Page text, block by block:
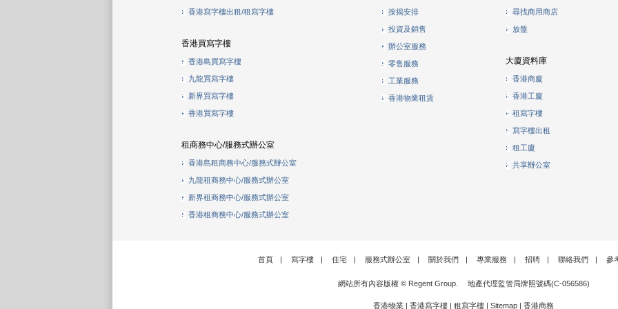
香港寫字樓出租/租寫字樓
香港買寫字樓
香港島買寫字樓
九龍買寫字樓
新界買寫字樓
香港買寫字樓
租商務中心/服務式辦公室
香港島租商務中心/服務式辦公室
九龍租商務中心/服務式辦公室
新界租商務中心/服務式辦公室
香港租商務中心/服務式辦公室
按揭安排
投資及銷售
辦公室服務
零售服務
工業服務
香港物業租賃
尋找商用商店
放盤
大廈資料庫
香港商廈
香港工廈
租寫字樓
寫字樓出租
租工廈
共享辦公室
首頁 | 寫字樓 | 住宅 | 服務式辦公室 | 關於我們 | 專業服務 | 招聘 | 聯絡我們 | 參
網站所有內容版權 © Regent Group. 地產代理監管局牌照號碼(C-056586)
香港物業 | 香港寫字樓 | 租寫字樓 | Sitemap | 香港商務